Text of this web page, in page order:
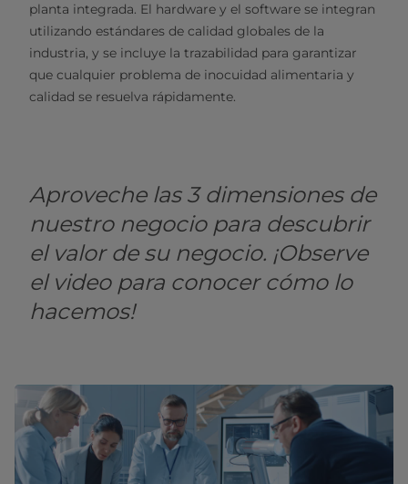
planta integrada. El hardware y el software se integran
utilizando estándares de calidad globales de la
industria, y se incluye la trazabilidad para garantizar
que cualquier problema de inocuidad alimentaria y
calidad se resuelva rápidamente.
Aproveche las 3 dimensiones de
nuestro negocio para descubrir
el valor de su negocio. ¡Observe
el video para conocer cómo lo
hacemos!